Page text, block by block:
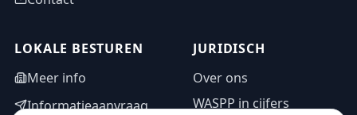
LOKALE BESTUREN
Meer info
Informatieaanvraag
JURIDISCH
Over ons
WASPP in cijfers